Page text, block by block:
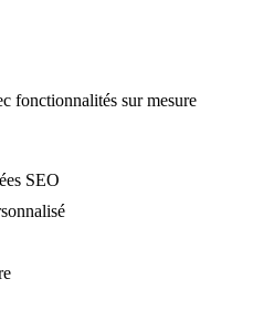
fonctionnalités sur mesure
SEO